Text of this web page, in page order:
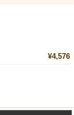
¥4,576